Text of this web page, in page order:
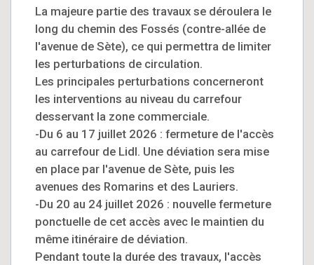
La majeure partie des travaux se déroulera le
long du chemin des Fossés (contre-allée de
l'avenue de Sète), ce qui permettra de limiter
les perturbations de circulation.
Les principales perturbations concerneront
les interventions au niveau du carrefour
desservant la zone commerciale.
-Du 6 au 17 juillet 2026 : fermeture de l'accès
au carrefour de Lidl. Une déviation sera mise
en place par l'avenue de Sète, puis les
avenues des Romarins et des Lauriers.
-Du 20 au 24 juillet 2026 : nouvelle fermeture
ponctuelle de cet accès avec le maintien du
même itinéraire de déviation.
Pendant toute la durée des travaux, l'accès